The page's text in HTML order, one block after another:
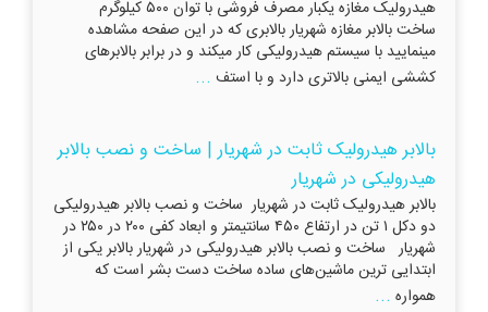
هیدرولیک مغازه یکبار مصرف فروشی با توان ۵۰۰ کیلوگرم
ساخت بالابر مغازه شهریار بالابری که در این صفحه مشاهده
مینمایید با سیستم هیدرولیکی کار میکند و در برابر بالابرهای
کششی ایمنی بالاتری دارد و با استف ...
بالابر هیدرولیک ثابت در شهریار | ساخت و نصب بالابر
هیدرولیکی در شهریار
بالابر هیدرولیک ثابت در شهریار ساخت و نصب بالابر هیدرولیکی
دو دکل ۱ تن در ارتفاع ۴۵۰ سانتیمتر و ابعاد کفی ۲۰۰ در ۲۵۰ در
شهریار ساخت و نصب بالابر هیدرولیکی در شهریار بالابر يکی از
ابتدایی ترين ماشين‌های ساده ساخت دست بشر است که
همواره ...